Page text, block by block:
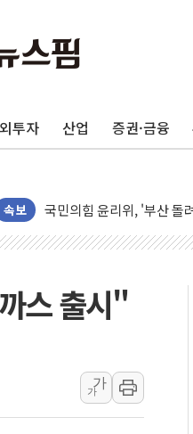
투자 산업 증권·금융
속보
인도, 바이오가스 생산에
서울시, 정비사업으로 주
"일부 존치" vs "전면 개
[AI 카드뉴스] 기후변화가
수박으로 여름 나는 하마
전남광주 구례 산불 32분
[시승기] 공간·승차감 잡
가오픈한 홈플러스
[종합] 청도 흥선리 야산
한미 법카 제보자 "신동
라인게임즈, '콰이어트' 테
스 출시"
가
가